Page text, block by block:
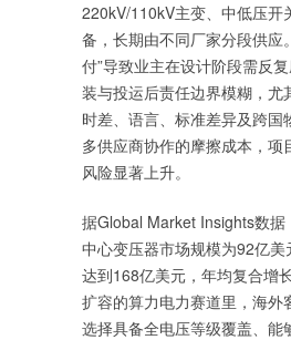
220kV/110kV主变、中低压开
备，长期由不同厂家分段供应
付”导致业主在设计阶段需反
装与投运后责任边界模糊，尤
时差、语言、标准差异及跨国
多供应商协作的摩擦成本，项
风险显著上升。
据Global Market Insights数
中心变压器市场规模为92亿
达到168亿美元，年均复合增
扩容的算力电力赛道里，海外
选择具备全电压等级覆盖、能